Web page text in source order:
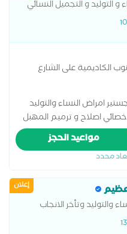
التوليد و التجميل النسائي
دبلومة الامريكية في
الكاديمية على الشارع
امراض النساء والتوليد
اصلاح و ترميم المهبل
المهبلي علاج تاخر الحمل و
مواعيد الحجز
محدد
إعلان
والتوليد وتأخر الانجاب